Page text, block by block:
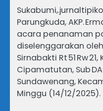
Parungkuda, AKP.
acara penanaman
diselenggarakan oleh
Sirnabakti Rt 51 Rw
Cipamatutan, Sub
Sundawenang,
Minggu (14/12/2025).